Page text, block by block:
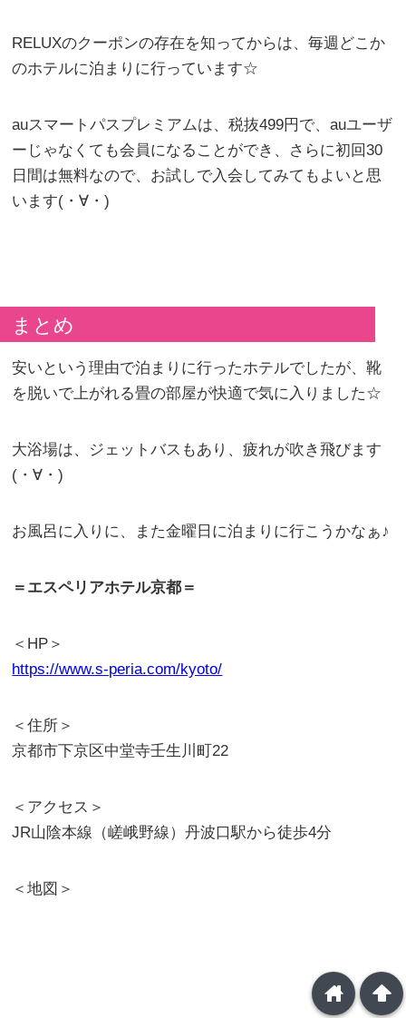
RELUXのクーポンの存在を知ってからは、毎週どこか
のホテルに泊まりに行っています☆
auスマートパスプレミアムは、税抜499円で、auユーザ
ーじゃなくても会員になることができ、さらに初回30
日間は無料なので、お試しで入会してみてもよいと思
います(・∀・)
まとめ
安いという理由で泊まりに行ったホテルでしたが、靴
を脱いで上がれる畳の部屋が快適で気に入りました☆
大浴場は、ジェットバスもあり、疲れが吹き飛びます
(・∀・)
お風呂に入りに、また金曜日に泊まりに行こうかなぁ♪
＝エスペリアホテル京都＝
＜HP＞
https://www.s-peria.com/kyoto/
＜住所＞
京都市下京区中堂寺壬生川町22
＜アクセス＞
JR山陰本線（嵯峨野線）丹波口駅から徒歩4分
＜地図＞
arrowup
home